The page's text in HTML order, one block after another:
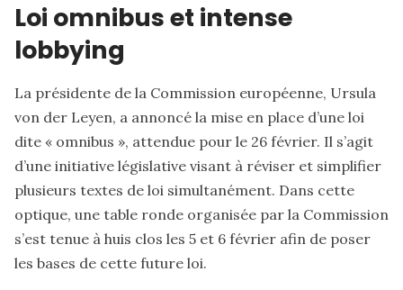
Loi omnibus et intense
lobbying
La présidente de la Commission européenne, Ursula
von der Leyen, a annoncé la mise en place d’une loi
dite « omnibus », attendue pour le 26 février. Il s’agit
d’une initiative législative visant à réviser et simplifier
plusieurs textes de loi simultanément. Dans cette
optique, une table ronde organisée par la Commission
s’est tenue à huis clos les 5 et 6 février afin de poser
les bases de cette future loi.